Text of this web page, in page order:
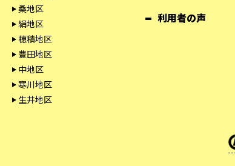
桑地区
絹地区
穂積地区
豊田地区
中地区
寒川地区
生井地区
利用者の声